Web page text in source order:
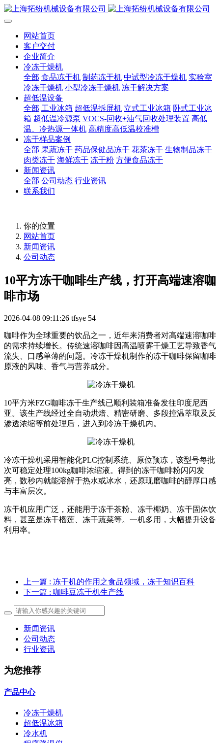
网站首页
客户交付
企业简介
冷冻干燥机
全部 食品冻干机 制药冻干机 中试型冷冻干燥机 实验室
冷冻干燥机 小型冷冻干燥机 冻干解决方案
超低温设备
全部 工业冰箱 超低温拆屏机 立式工业冰箱 卧式工业冰
箱 超低温冷源泵 VOCS-回收+油气回收处理装置 高低
温、冷热源一体机 高精度高低温校准槽
冻干样品案例
全部 果蔬冻干 药品保健品冻干 花茶冻干 生物制品冻干
肉类冻干 海鲜冻干 冻干粉 方便食品冻干
新闻资讯
全部 公司动态 行业资讯
联系我们
你的位置
网站首页
新闻资讯
公司动态
10平方冻干咖啡生产线，打开高端速溶咖
啡市场
2026-04-08 09:11:26 tfsye 54
咖啡作为全球重要的饮品之一，近年来消费者对高端速溶咖啡
的需求持续增长。传统速溶咖啡因高温喷雾干燥工艺导致香气
流失、口感单薄的问题。冷冻干燥机制作的冻干咖啡保留咖啡
原液的风味、香气与营养成分。
10平方米FZG咖啡冻干生产线已顺利装箱准备发往印度尼西
亚。该生产线经过全自动烘焙、精密研磨、多段控温萃取及反
渗透浓缩等前处理后，进入到冷冻干燥机内。
冷冻干燥机采用智能化PLC控制系统、原位预冻，该型号每批
次可稳定处理100kg咖啡浓缩液。得到的冻干咖啡粉闪闪发
亮，数秒内就能溶解于热水或冰水，还原现磨咖啡的醇厚口感
与丰富层次。
冻干机应用广泛，还能用于冻干茶粉、冻干椰奶、冻干固体饮
料，甚至是冻干榴莲、冻干蔬菜等。一机多用，大幅提升设备
利用率。
上一篇 : 冻干机的作用之食品领域，冻干知识百科
下一篇 : 咖啡豆冻干机生产线
新闻资讯
公司动态
行业资讯
为您推荐
产品中心
冷冻干燥机
超低温冰箱
冷水机